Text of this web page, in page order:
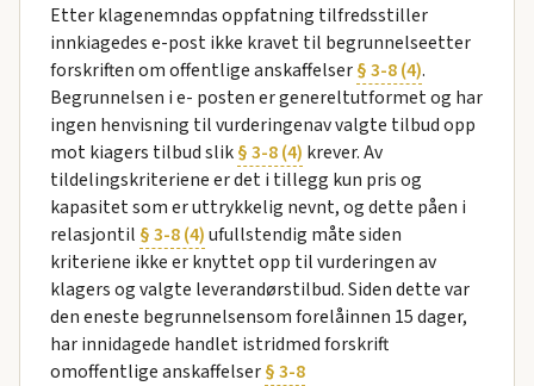
Etter klagenemndas oppfatning tilfredsstiller
innkiagedes e-post ikke kravet til begrunnelseetter
forskriften om offentlige anskaffelser§ 3-8 (4).
Begrunnelsen i e- posten er genereltutformet og har
ingen henvisning til vurderingenav valgte tilbud opp
mot kiagers tilbud slik§ 3-8 (4) krever. Av
tildelingskriteriene er det i tillegg kun pris og
kapasitet som er uttrykkelig nevnt, og dette påen i
relasjontil § 3-8 (4)ufullstendig måte siden
kriteriene ikke er knyttet opp til vurderingen av
klagers og valgte leverandørstilbud. Siden dette var
den eneste begrunnelsensom forelåinnen 15 dager,
har innidagede handlet istridmed forskrift
omoffentlige anskaffelser§ 3-8